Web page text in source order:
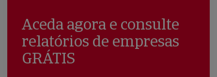
Aceda agora e consulte
relatórios de empresas
GRÁTIS